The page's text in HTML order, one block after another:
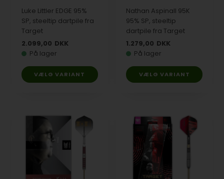
Luke Littler EDGE 95%
SP, steeltip dartpile fra
Target
2.099,00 DKK
På lager
VÆLG VARIANT
Nathan Aspinall 95K
95% SP, steeltip
dartpile fra Target
1.279,00 DKK
På lager
VÆLG VARIANT